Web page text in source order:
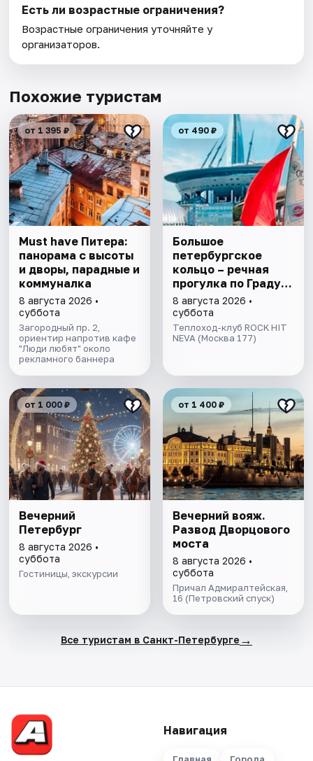
Есть ли возрастные ограничения?
Возрастные ограничения уточняйте у
организаторов.
Похожие туристам
от 1 395 ₽
Must have Питера:
панорама с высоты
и дворы, парадные и
коммуналка
8 августа 2026 •
суббота
Загородный пр. 2,
ориентир напротив кафе
"Люди любят" около
рекламного баннера
от 490 ₽
Большое
петербургское
кольцо – речная
прогулка пo Граду
на Неве с
авторской
экскурсией и живой
музыкой в тёплом
8 августа 2026 •
суббота
Теплоход-клуб ROCK HIT
NEVA (Москва 177)
от 1 000 ₽
Вечерний
Петербург
8 августа 2026 •
суббота
Гостиницы, экскурсии
от 1 400 ₽
Вечерний вояж.
Развод Дворцового
моста
8 августа 2026 •
суббота
Причал Адмиралтейская,
16 (Петровский спуск)
Все туристам в Санкт-Петербурге →
Навигация